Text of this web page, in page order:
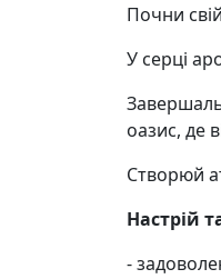
Почни
У серці
оазис, де
Створюй
Настрій
-